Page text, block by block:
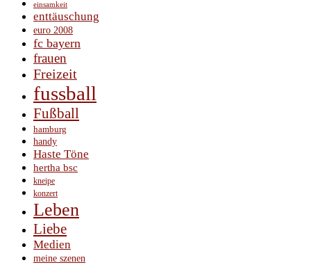
einsamkeit
enttäuschung
euro 2008
fc bayern
frauen
Freizeit
fussball
Fußball
hamburg
handy
Haste Töne
hertha bsc
kneipe
konzert
Leben
Liebe
Medien
meine szenen